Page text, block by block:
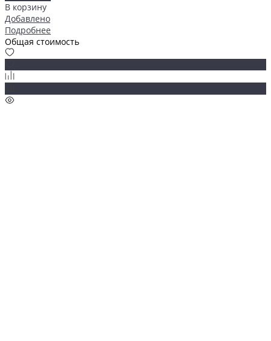
В корзину
Добавлено
Подробнее
Общая стоимость